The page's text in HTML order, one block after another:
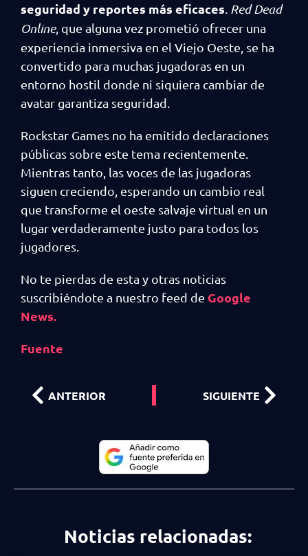
seguridad y reportes más eficaces Red Dead
Online, que alguna vez prometió ofrecer una
experiencia inmersiva en el Viejo Oeste, se ha
convertido para muchas jugadoras en un
entorno hostil donde ni siquiera cambiar de
avatar garantiza seguridad.
Rockstar Games no ha emitido declaraciones
públicas sobre este tema recientemente.
Mientras tanto, las voces de las jugadoras
siguen creciendo, esperando un cambio real
que transforme el oeste salvaje virtual en un
lugar verdaderamente justo para todos los
jugadores.
No te pierdas de esta y otras noticias
suscribiéndote a nuestro feed de Google
News.
Fuente
ANTERIOR SIGUIENTE
Noticias relacionadas: